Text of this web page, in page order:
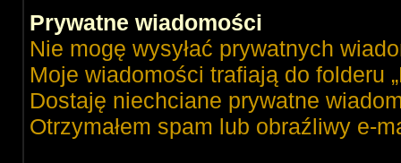
Prywatne wiadomości
Nie mogę wysyłać prywatnych
Moje wiadomości trafiają do folderu
Dostaję niechciane prywatne
Otrzymałem spam lub obraźliwy e-